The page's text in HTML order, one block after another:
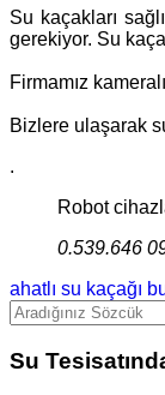
Su kaçakları
gerekiyor. Su
Firmamız
Bizlere ulaşarak
.
Robot
0.539.646
ahatlı su kaçağı
Su